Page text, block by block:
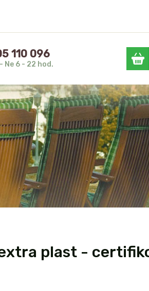
110 096
Ne 6 - 22 hod.
plast -